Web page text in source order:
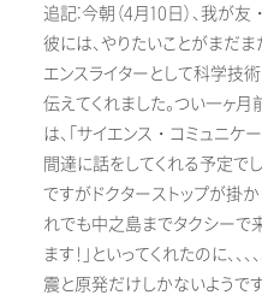
追記:今朝（4月10日）、我が
彼には、やりたいことがまだ
エンスライターとして科学技
伝えてくれました。つい一ヶ
は、「サイエンス・コミュニケ
間達に話をしてくれる予定で
ですがドクターストップが掛
れでも中之島までタクシーで
ます！」といってくれたのに、
震と原発だけしかないようで